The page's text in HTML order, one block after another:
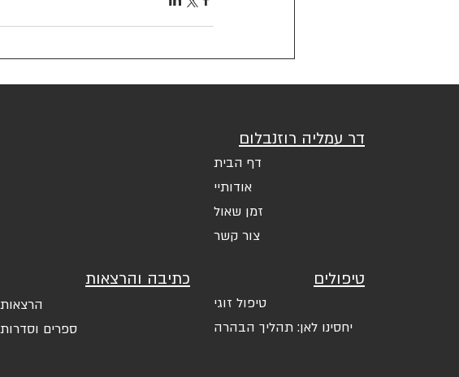
דר עמליה רוזנבלום
דף הבית
אודותיי
זמן שאול
צור קשר
כתיבה והרצאות
הרצאות
ספרים וסדרות
טיפולים
טיפול זוגי
יחסינו לאן: תהליך הבהרה